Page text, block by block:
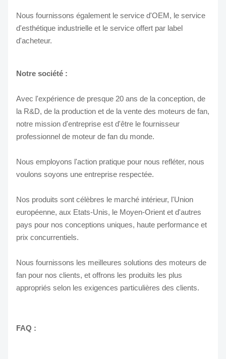
Nous fournissons également le service d'OEM, le service
d'esthétique industrielle et le service offert par label
d'acheteur.
Notre société :
Avec l'expérience de presque 20 ans de la conception, de
la R&D, de la production et de la vente des moteurs de fan,
notre mission d'entreprise est d'être le fournisseur
professionnel de moteur de fan du monde.
Nous employons l'action pratique pour nous refléter, nous
voulons soyons une entreprise respectée.
Nos produits sont célèbres le marché intérieur, l'Union
européenne, aux Etats-Unis, le Moyen-Orient et d'autres
pays pour nos conceptions uniques, haute performance et
prix concurrentiels.
Nous fournissons les meilleures solutions des moteurs de
fan pour nos clients, et offrons les produits les plus
appropriés selon les exigences particulières des clients.
FAQ :